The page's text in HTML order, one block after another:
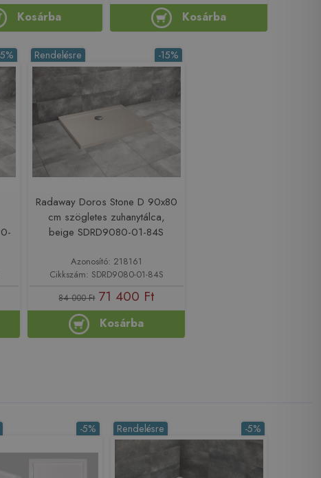
Kosárba Kosárba
-15%
Rendelésre
Radaway Doros Stone D 90x80
cm szögletes zuhanytálca,
beige SDRD9080-01-84S
Azonosító: 218161
Cikkszám: SDRD9080-01-84S
84 000 Ft 71 400 Ft
Kosárba
-5% -5%
Rendelésre